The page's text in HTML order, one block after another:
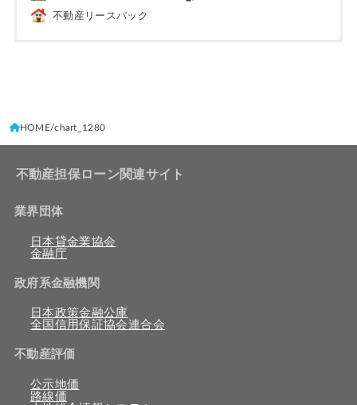
不動産リースバック
HOME chart_1280
不動産担保ローン関連サイト
業界団体
日本貸金業協会
金融庁
政府系金融機関
日本政策金融公庫
全国信用保証協会連合会
不動産評価
公示地価
路線価